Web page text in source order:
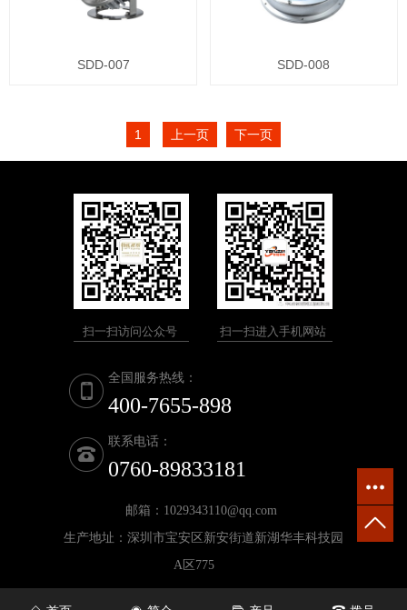
SDD-007 SDD-008
1 上一页 下一页
扫一扫访问公众号 扫一扫进入手机网站
全国服务热线：
400-7655-898
联系电话：
0760-89833181
邮箱：1029343110@qq.com
生产地址：深圳市宝安区新安街道新湖华丰科技园
A区775